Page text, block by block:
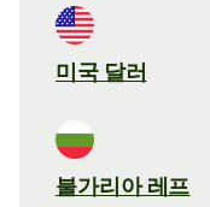
미국 달러
불가리아 레프